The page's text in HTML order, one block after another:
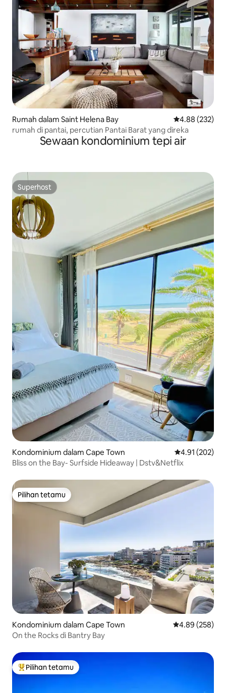
Rumah dalam Saint Helena Bay Penarafan
4.88 (232)
rumah di pantai, percutian Pantai Barat yang direka
Sewaan kondominium tepi air
Superhost
Superhost
Kondominium dalam Cape Town Penarafan
4.91 (202)
Bliss on the Bay- Surfside Hideaway | Dstv&Netflix
Pilihan tetamu
Pilihan tetamu
Kondominium dalam Cape Town Penarafan
4.89 (258)
On the Rocks di Bantry Bay
Pilihan utama tetamu
Pilihan tetamu